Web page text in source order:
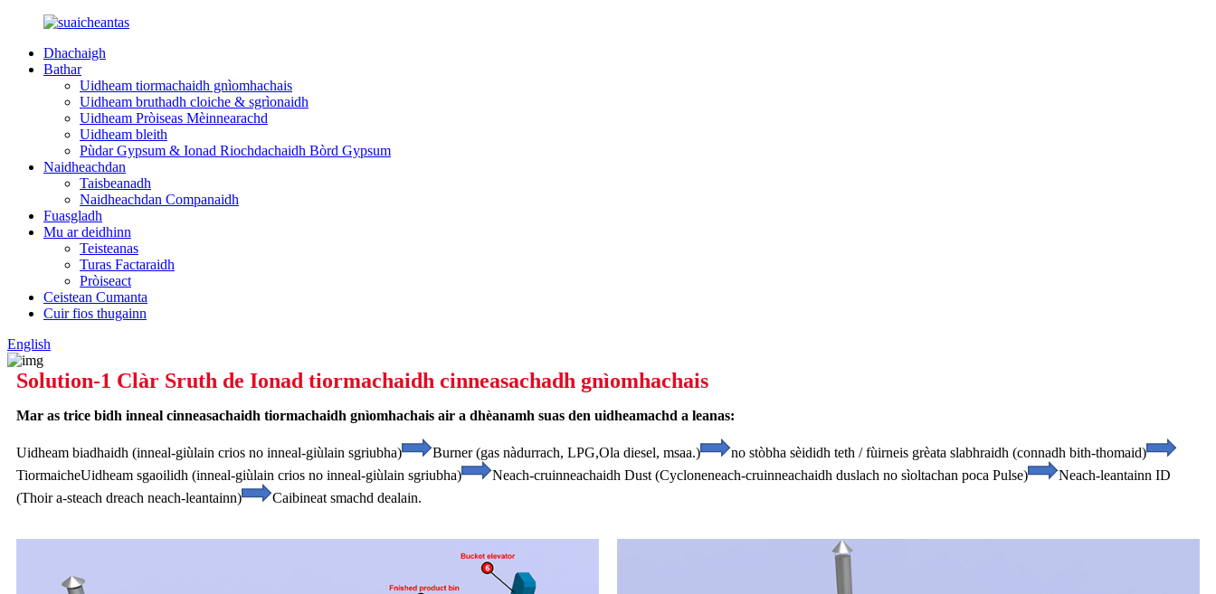
Dhachaigh
Bathar
Uidheam tiormachaidh gnìomhachais
Uidheam bruthadh cloiche & sgrìonaidh
Uidheam Pròiseas Mèinnearachd
Uidheam bleith
Pùdar Gypsum & Ionad Riochdachaidh Bòrd Gypsum
Naidheachdan
Taisbeanadh
Naidheachdan Companaidh
Fuasgladh
Mu ar deidhinn
Teisteanas
Turas Factaraidh
Pròiseact
Ceistean Cumanta
Cuir fios thugainn
English
Solution-1 Clàr Sruth de Ionad tiormachaidh cinneasachadh gnìomhachais
Mar as trice bidh inneal cinneasachaidh tiormachaidh gnìomhachais air a dhèanamh suas den uidheamachd a leanas:
Uidheam biadhaidh (inneal-giùlain crios no inneal-giùlain sgriubha) Burner (gas nàdurrach, LPG,Ola diesel, msaa.)
no stòbha sèididh teth / fùirneis grèata slabhraidh (connadh bith-thomaid)
TiormaicheUidheam sgaoilidh (inneal-giùlain crios no inneal-giùlain sgriubha) Neach-cruinneachaidh Dust (Cycloneneach-cruinneachaidh duslach no sìoltachan poca Pulse)
Neach-leantainn ID
(Thoir a-steach dreach neach-leantainn)
Caibineat smachd dealain.